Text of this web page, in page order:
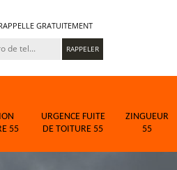
GRATUITEMENT
55
URGENCE FUITE
DE TOITURE 55
ZINGUEUR
55